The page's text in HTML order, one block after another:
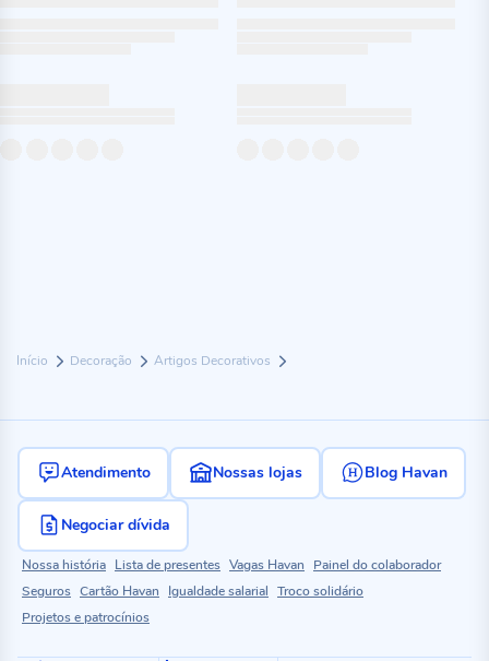
Início Decoração Artigos Decorativos
Atendimento Nossas lojas Blog Havan
Negociar dívida
Nossa história Lista de presentes Vagas Havan
Painel do colaborador
Seguros Cartão Havan Igualdade salarial Troco solidário
Projetos e patrocínios